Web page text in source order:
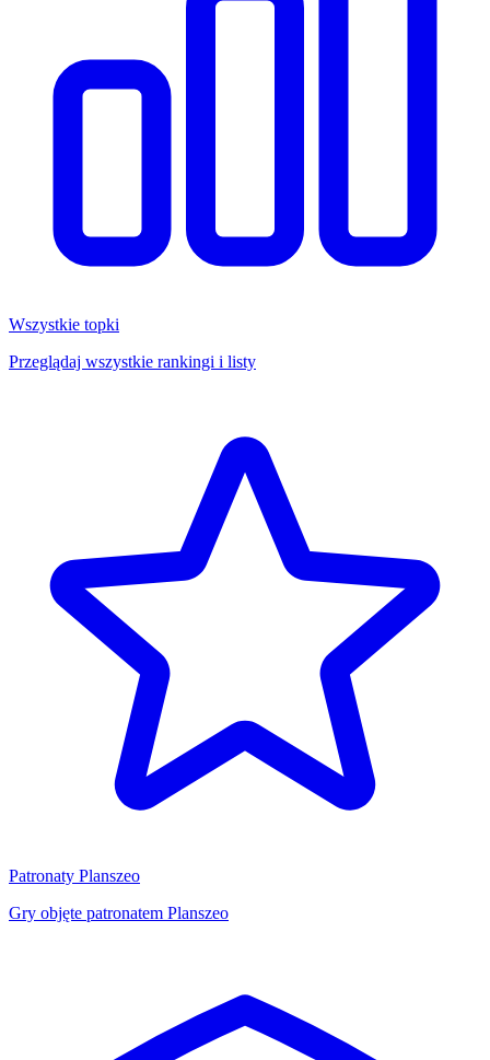
Wszystkie topki
Przeglądaj wszystkie rankingi i listy
Patronaty Planszeo
Gry objęte patronatem Planszeo